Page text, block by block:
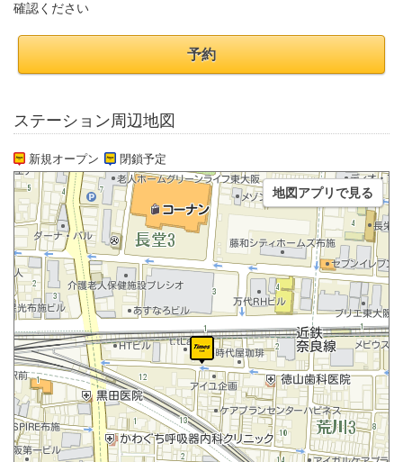
確認ください
予約
ステーション周辺地図
新規オープン 閉鎖予定
地図アプリで見る